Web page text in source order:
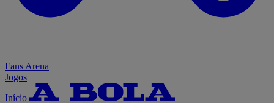
Fans Arena
Jogos
Início